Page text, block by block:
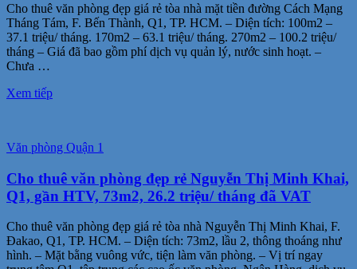
Cho thuê văn phòng đẹp giá rẻ tòa nhà mặt tiền đường Cách Mạng
Tháng Tám, F. Bến Thành, Q1, TP. HCM. – Diện tích: 100m2 –
37.1 triệu/ tháng. 170m2 – 63.1 triệu/ tháng. 270m2 – 100.2 triệu/
tháng – Giá đã bao gồm phí dịch vụ quản lý, nước sinh hoạt. –
Chưa …
Xem tiếp
Văn phòng Quận 1
Cho thuê văn phòng đẹp rẻ Nguyễn Thị Minh Khai,
Q1, gần HTV, 73m2, 26.2 triệu/ tháng đã VAT
Cho thuê văn phòng đẹp giá rẻ tòa nhà Nguyễn Thị Minh Khai, F.
Đakao, Q1, TP. HCM. – Diện tích: 73m2, lầu 2, thông thoáng như
hình. – Mặt bằng vuông vức, tiện làm văn phòng. – Vị trí ngay